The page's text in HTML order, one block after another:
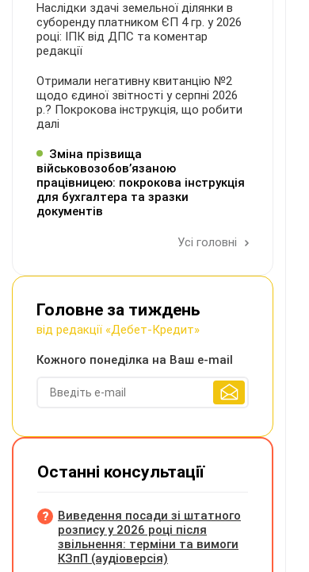
Наслідки здачі земельної ділянки в
суборенду платником ЄП 4 гр. у 2026
році: ІПК від ДПС та коментар
редакції
Отримали негативну квитанцію №2
щодо єдиної звітності у серпні 2026
р.? Покрокова інструкція, що робити
далі
Зміна прізвища
військовозобов’язаною
працівницею: покрокова інструкція
для бухгалтера та зразки
документів
Усі головні
Головне за тиждень
від редакції «Дебет-Кредит»
Кожного понеділка на Ваш e-mail
Останні консультації
Виведення посади зі штатного
розпису у 2026 році після
звільнення: терміни та вимоги
КЗпП (аудіоверсія)